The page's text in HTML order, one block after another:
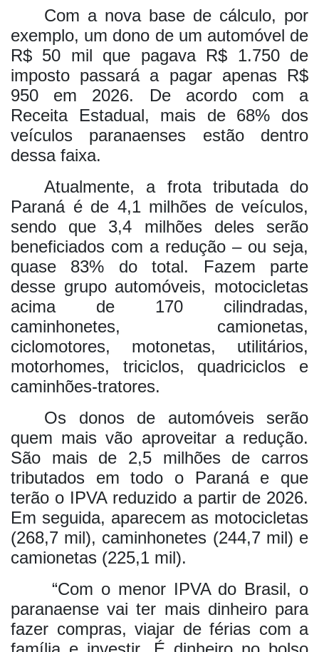
Com a nova base de cálculo, por
exemplo, um dono de um automóvel de
R$ 50 mil que pagava R$ 1.750 de
imposto passará a pagar apenas R$
950 em 2026. De acordo com a
Receita Estadual, mais de 68% dos
veículos paranaenses estão dentro
dessa faixa.
Atualmente, a frota tributada do
Paraná é de 4,1 milhões de veículos,
sendo que 3,4 milhões deles serão
beneficiados com a redução – ou seja,
quase 83% do total. Fazem parte
desse grupo automóveis, motocicletas
acima de 170 cilindradas,
caminhonetes, camionetas,
ciclomotores, motonetas, utilitários,
motorhomes, triciclos, quadriciclos e
caminhões-tratores.
Os donos de automóveis serão
quem mais vão aproveitar a redução.
São mais de 2,5 milhões de carros
tributados em todo o Paraná e que
terão o IPVA reduzido a partir de 2026.
Em seguida, aparecem as motocicletas
(268,7 mil), caminhonetes (244,7 mil) e
camionetas (225,1 mil).
“Com o menor IPVA do Brasil, o
paranaense vai ter mais dinheiro para
fazer compras, viajar de férias com a